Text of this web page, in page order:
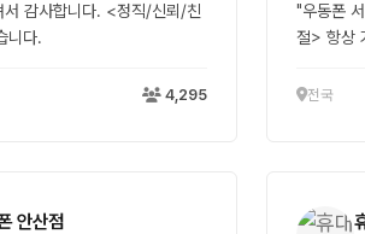
감사합니다. <정직/신뢰/친
니다.
4,295
"우동폰
절> 항상
전국
안산점